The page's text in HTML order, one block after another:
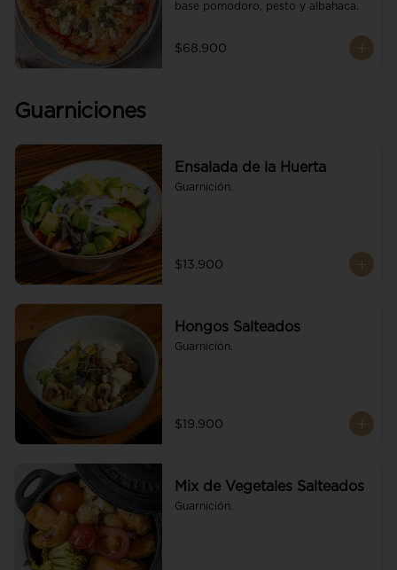
base pomodoro, pesto y albahaca.
$68.900
Guarniciones
Ensalada de la Huerta
Guarnición.
$13.900
Hongos Salteados
Guarnición.
$19.900
Mix de Vegetales Salteados
Guarnición.